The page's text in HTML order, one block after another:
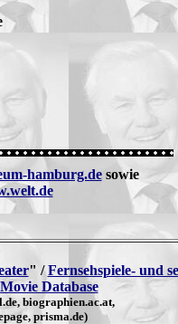
hamburg.desowie
" /Fernsehspiele- und
Database
biographien.ac.at,
prisma.de)